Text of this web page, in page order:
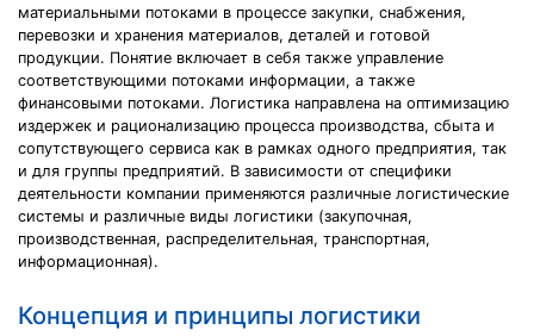
материальными потоками в процессе закупки, снабжения,
перевозки и хранения материалов, деталей и готовой
продукции. Понятие включает в себя также управление
соответствующими потоками информации, а также
финансовыми потоками. Логистика направлена на оптимизацию
издержек и рационализацию процесса производства, сбыта и
сопутствующего сервиса как в рамках одного предприятия, так
и для группы предприятий. В зависимости от специфики
деятельности компании применяются различные логистические
системы и различные виды логистики (закупочная,
производственная, распределительная, транспортная,
информационная).
Концепция и принципы логистики